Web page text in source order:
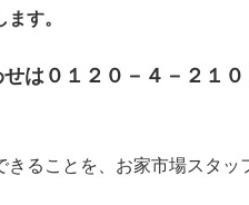
す。
は ０１２０－４－２１０
きることを、お家市場スタッ